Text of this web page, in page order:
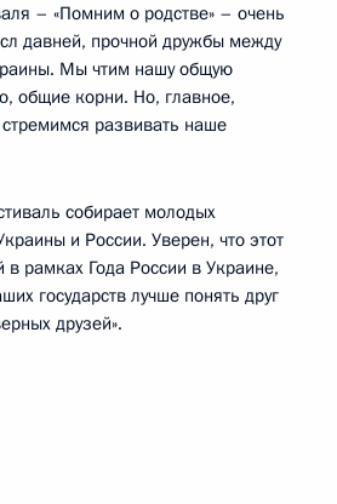
– «Помним о родстве» – очень
давней, прочной дружбы между
Мы чтим нашу общую
общие корни. Но, главное,
развивать наше
собирает молодых
и России. Уверен, что этот
рамках Года России в Украине,
государств лучше понять друг
друзей».